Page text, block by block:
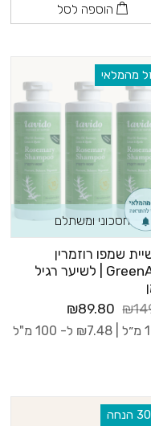
הוספה לסל
מהמלאי
חסכוני ומשתלם
שמפו רוזמרין
™GreenAid | לשיער רגיל
₪89.80
|
₪7.48 ל- 100 מ"ל
הנחה